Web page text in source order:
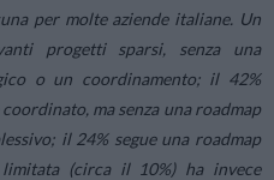
per molte aziende italiane. Un
progetti sparsi, senza una
o un coordinamento; il 42%
ma senza una roadmap
il 24% segue una roadmap
(circa il 10%) ha invece